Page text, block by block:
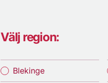
Välj region:
Blekinge